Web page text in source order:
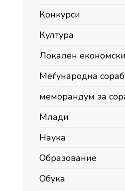
Конкурси
Култура
Локален
Меѓународна
меморандум за
Млади
Наука
Образование
Обука